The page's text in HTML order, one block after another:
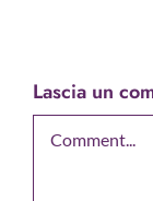
Lascia un